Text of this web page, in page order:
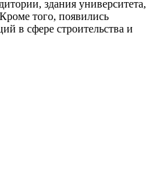
здания университета,
того, появились
в сфере строительства и